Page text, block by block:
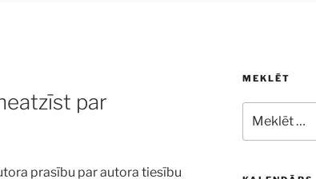
par
prasību par autora tiesību
MEKLĒT